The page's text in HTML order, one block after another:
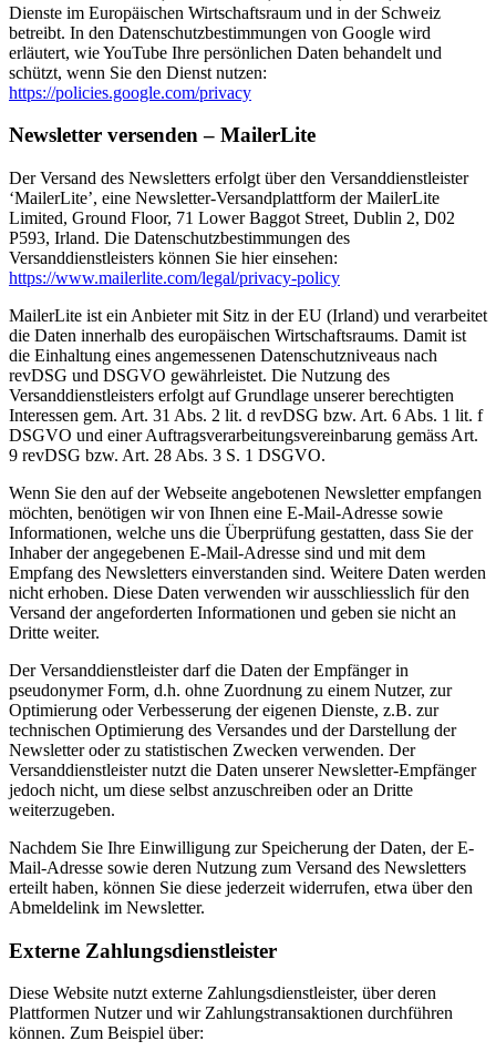
Dienste im Europäischen Wirtschaftsraum und in der Schweiz
betreibt. In den Datenschutzbestimmungen von Google wird
erläutert, wie YouTube Ihre persönlichen Daten behandelt und
schützt, wenn Sie den Dienst nutzen:
https://policies.google.com/privacy
Newsletter versenden – MailerLite
Der Versand des Newsletters erfolgt über den Versanddienstleister
‘MailerLite’, eine Newsletter-Versandplattform der MailerLite
Limited, Ground Floor, 71 Lower Baggot Street, Dublin 2, D02
P593, Irland. Die Datenschutzbestimmungen des
Versanddienstleisters können Sie hier einsehen:
https://www.mailerlite.com/legal/privacy-policy
MailerLite ist ein Anbieter mit Sitz in der EU (Irland) und verarbeitet
die Daten innerhalb des europäischen Wirtschaftsraums. Damit ist
die Einhaltung eines angemessenen Datenschutzniveaus nach
revDSG und DSGVO gewährleistet. Die Nutzung des
Versanddienstleisters erfolgt auf Grundlage unserer berechtigten
Interessen gem. Art. 31 Abs. 2 lit. d revDSG bzw. Art. 6 Abs. 1 lit. f
DSGVO und einer Auftragsverarbeitungsvereinbarung gemäss Art.
9 revDSG bzw. Art. 28 Abs. 3 S. 1 DSGVO.
Wenn Sie den auf der Webseite angebotenen Newsletter empfangen
möchten, benötigen wir von Ihnen eine E-Mail-Adresse sowie
Informationen, welche uns die Überprüfung gestatten, dass Sie der
Inhaber der angegebenen E-Mail-Adresse sind und mit dem
Empfang des Newsletters einverstanden sind. Weitere Daten werden
nicht erhoben. Diese Daten verwenden wir ausschliesslich für den
Versand der angeforderten Informationen und geben sie nicht an
Dritte weiter.
Der Versanddienstleister darf die Daten der Empfänger in
pseudonymer Form, d.h. ohne Zuordnung zu einem Nutzer, zur
Optimierung oder Verbesserung der eigenen Dienste, z.B. zur
technischen Optimierung des Versandes und der Darstellung der
Newsletter oder zu statistischen Zwecken verwenden. Der
Versanddienstleister nutzt die Daten unserer Newsletter-Empfänger
jedoch nicht, um diese selbst anzuschreiben oder an Dritte
weiterzugeben.
Nachdem Sie Ihre Einwilligung zur Speicherung der Daten, der E-
Mail-Adresse sowie deren Nutzung zum Versand des Newsletters
erteilt haben, können Sie diese jederzeit widerrufen, etwa über den
Abmeldelink im Newsletter.
Externe Zahlungsdienstleister
Diese Website nutzt externe Zahlungsdienstleister, über deren
Plattformen Nutzer und wir Zahlungstransaktionen durchführen
können. Zum Beispiel über: